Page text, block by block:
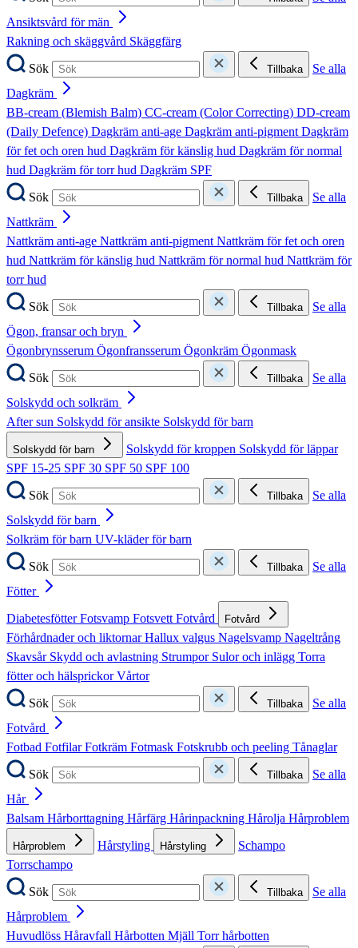
Ansiktsvård för män
Rakning och skäggvård Skäggfärg
Sök
Tillbaka
Se alla
Dagkräm
BB-cream (Blemish Balm) CC-cream (Color Correcting) DD-cream
(Daily Defence) Dagkräm anti-age Dagkräm anti-pigmentDagkräm
för fet och oren hud Dagkräm för känslig hud Dagkräm för normal
hud Dagkräm för torr hud Dagkräm SPF
Sök
Tillbaka
Se alla
Nattkräm
Nattkräm anti-age Nattkräm anti-pigmentNattkräm för fet och oren
hud Nattkräm för känslig hud Nattkräm för normal hud Nattkräm för
torr hud
Sök
Tillbaka
Se alla
Ögon, fransar och bryn
Ögonbrynsserum Ögonfransserum Ögonkräm Ögonmask
Sök
Tillbaka
Se alla
Solskydd och solkräm
After sun Solskydd för ansikte Solskydd för barn
Solskydd för barn Solskydd för kroppen Solskydd för läppar
SPF 15-25 SPF 30 SPF 50 SPF 100
Sök
Tillbaka
Se alla
Solskydd för barn
Solkräm för barn UV-kläder för barn
Sök
Tillbaka
Se alla
Fötter
DiabetesfötterFotsvamp FotsvettFotvård Fotvård
Förhårdnader och liktornarHallux valgus Nagelsvamp Nageltrång
Skavsår Skydd och avlastning Strumpor Sulor och inlägg Torra
fötter och hälsprickorVårtor
Sök
Tillbaka
Se alla
Fotvård
Fotbad FotfilarFotkräm Fotmask Fotskrubb och peeling Tånaglar
Sök
Tillbaka
Se alla
Hår
Balsam Hårborttagning Hårfärg Hårinpackning Hårolja Hårproblem
Hårproblem Hårstyling Hårstyling
Schampo
Torrschampo
Sök
Tillbaka
Se alla
Hårproblem
Huvudlöss Håravfall Hårbotten Mjäll Torr hårbotten